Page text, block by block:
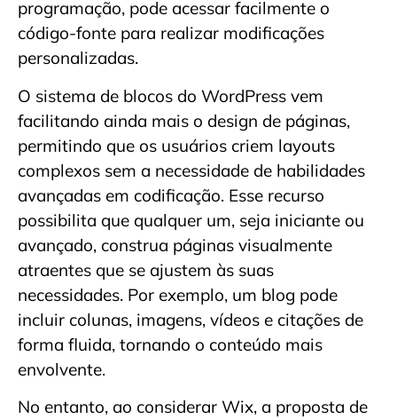
programação, pode acessar facilmente o
código-fonte para realizar modificações
personalizadas.
O sistema de blocos do WordPress vem
facilitando ainda mais o design de páginas,
permitindo que os usuários criem layouts
complexos sem a necessidade de habilidades
avançadas em codificação. Esse recurso
possibilita que qualquer um, seja iniciante ou
avançado, construa páginas visualmente
atraentes que se ajustem às suas
necessidades. Por exemplo, um blog pode
incluir colunas, imagens, vídeos e citações de
forma fluida, tornando o conteúdo mais
envolvente.
No entanto, ao considerar Wix, a proposta de